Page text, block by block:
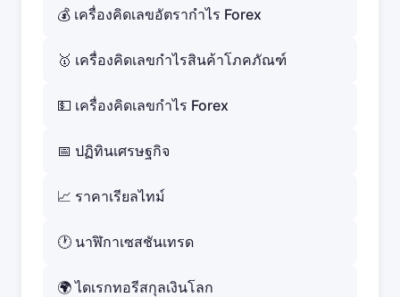
💰 เครื่องคิดเลขอัตรากำไร Forex
🥇 เครื่องคิดเลขกำไรสินค้าโภคภัณฑ์
💵 เครื่องคิดเลขกำไร Forex
📅 ปฏิทินเศรษฐกิจ
📈 ราคาเรียลไทม์
🕐 นาฬิกาเซสชันเทรด
🌍 ไดเรกทอรีสกุลเงินโลก